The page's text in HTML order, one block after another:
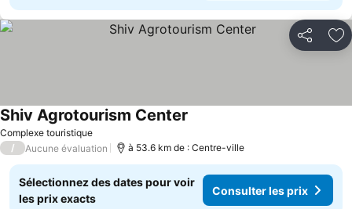
Partager
Complexe touristique
Shiv Agrotourism Center
/ Aucune évaluation à 53.6 km de : Centre-ville
Sélectionnez des dates pour voir
les prix exacts
Consulter les prix